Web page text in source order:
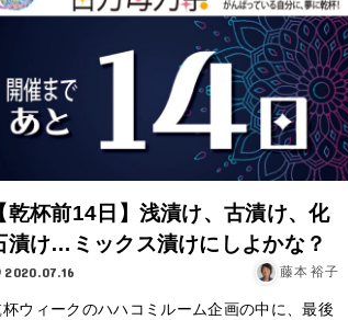
乾杯前14日】浅漬け、古漬け、化
漬け…ミックス漬けにしよかな？
2020.07.16 藤本 裕子
杯ウィークのハハコミルーム企画の中に、最後